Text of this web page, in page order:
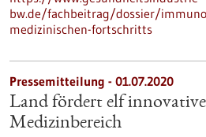
bw.de/fachbeitrag/dossier/
medizinischen-fortschritts
Pressemitteilung - 01.07.2020
Land fördert elf
Medizinbereich